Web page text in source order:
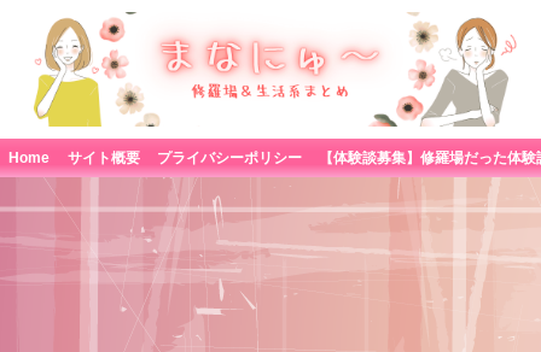
Home サイト概要 プライバシーポリシー